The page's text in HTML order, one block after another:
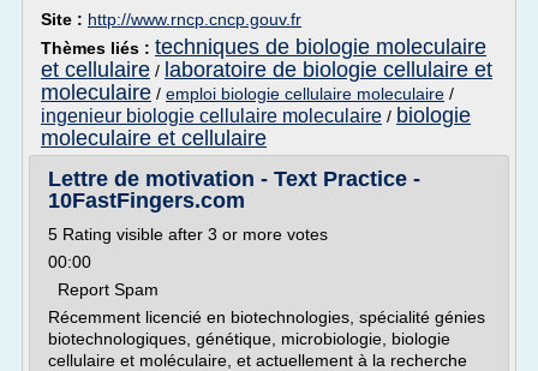
Site : http://www.rncp.cncp.gouv.fr
Thèmes liés : techniques de biologie moleculaire
et cellulaire / laboratoire de biologie cellulaire et
moleculaire / emploi biologie cellulaire moleculaire /
ingenieur biologie cellulaire moleculaire / biologie
moleculaire et cellulaire
Lettre de motivation - Text Practice -
10FastFingers.com
5 Rating visible after 3 or more votes
00:00
Report Spam
Récemment licencié en biotechnologies, spécialité génies
biotechnologiques, génétique, microbiologie, biologie
cellulaire et moléculaire, et actuellement à la recherche